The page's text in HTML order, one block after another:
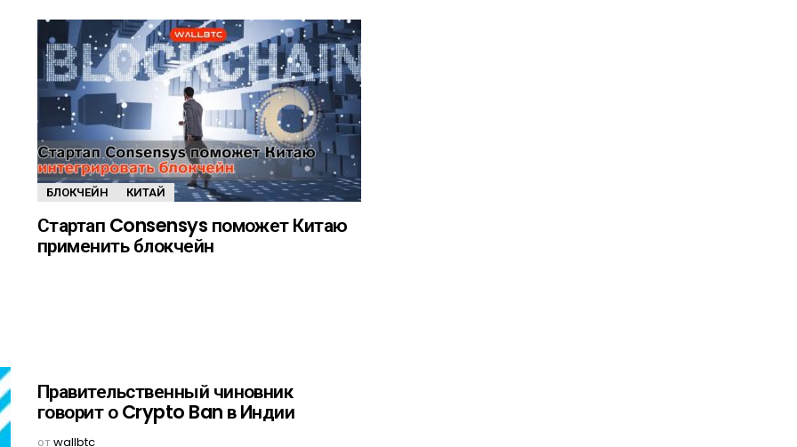
БЛОКЧЕЙН КИТАЙ
Стартап Consensys поможет Китаю
применить блокчейн
Правительственный чиновник
говорит о Crypto Ban в Индии
отwallbtc